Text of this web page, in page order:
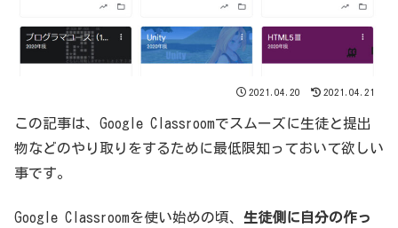
2021.04.20 2021.04.21
この記事は、Google Classroomでスムーズに生徒と提出
物などのやり取りをするために最低限知っておいて欲しい
事です。
Google Classroomを使い始めの頃、 生徒側に自分の作っ